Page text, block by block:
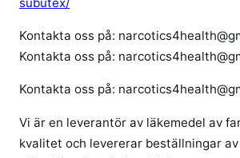
Kontakta oss på:
Kontakta oss på:
Kontakta oss på:
Vi är en leverantör av läkemedel av
kvalitet och levererar beställningar